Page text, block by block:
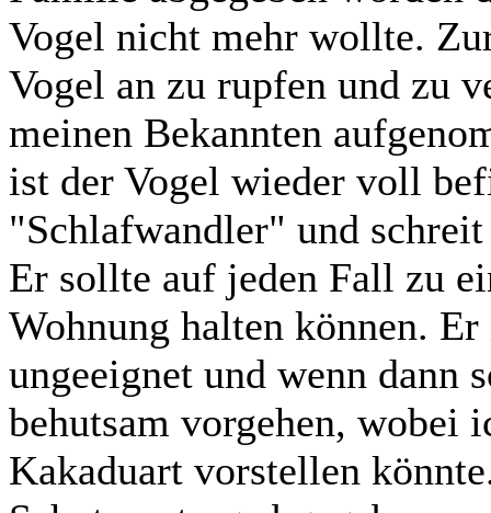
Vogel nicht mehr wollte.
Vogel an zu rupfen und zu
meinen Bekannten
ist der Vogel wieder voll
"Schlafwandler" und
Er sollte auf jeden Fall zu
Wohnung halten können.
ungeeignet und wenn dann
behutsam vorgehen, wobei
Kakaduart vorstellen